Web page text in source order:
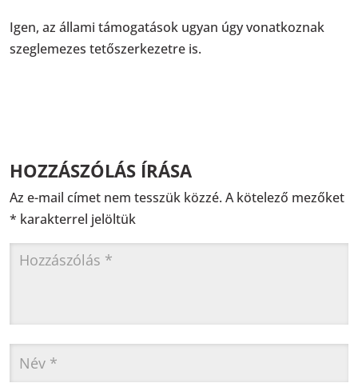
Igen, az állami támogatások ugyan úgy vonatkoznak
szeglemezes tetőszerkezetre is.
HOZZÁSZÓLÁS ÍRÁSA
Az e-mail címet nem tesszük közzé. A kötelező mezőket
* karakterrel jelöltük